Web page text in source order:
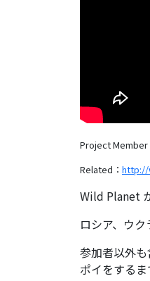
Project Member
Related： http://
Wild Planet
ロシア、ウク
参加者以外
ポイをする